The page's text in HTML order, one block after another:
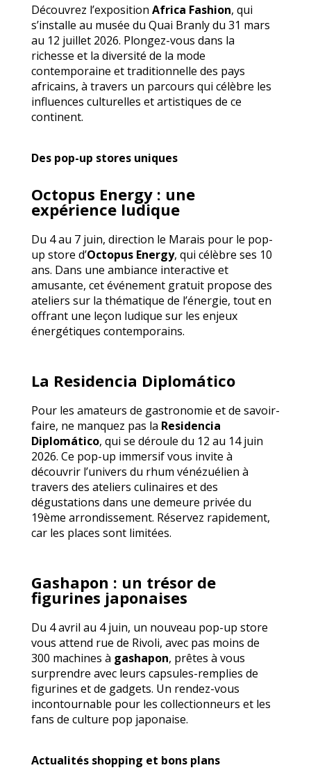
Découvrez l’exposition Africa Fashion, qui
s’installe au musée du Quai Branly du 31 mars
au 12 juillet 2026. Plongez-vous dans la
richesse et la diversité de la mode
contemporaine et traditionnelle des pays
africains, à travers un parcours qui célèbre les
influences culturelles et artistiques de ce
continent.
Des pop-up stores uniques
Octopus Energy : une
expérience ludique
Du 4 au 7 juin, direction le Marais pour le pop-
up store d’Octopus Energy, qui célèbre ses 10
ans. Dans une ambiance interactive et
amusante, cet événement gratuit propose des
ateliers sur la thématique de l’énergie, tout en
offrant une leçon ludique sur les enjeux
énergétiques contemporains.
La Residencia Diplomático
Pour les amateurs de gastronomie et de savoir-
faire, ne manquez pas la Residencia
Diplomático, qui se déroule du 12 au 14 juin
2026. Ce pop-up immersif vous invite à
découvrir l’univers du rhum vénézuélien à
travers des ateliers culinaires et des
dégustations dans une demeure privée du
19ème arrondissement. Réservez rapidement,
car les places sont limitées.
Gashapon : un trésor de
figurines japonaises
Du 4 avril au 4 juin, un nouveau pop-up store
vous attend rue de Rivoli, avec pas moins de
300 machines à gashapon, prêtes à vous
surprendre avec leurs capsules-remplies de
figurines et de gadgets. Un rendez-vous
incontournable pour les collectionneurs et les
fans de culture pop japonaise.
Actualités shopping et bons plans